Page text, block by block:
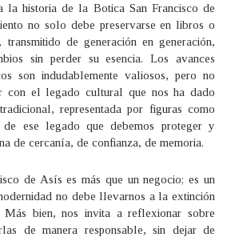
la historia de la Botica San Francisco de
no solo debe preservarse en libros o
de generación en generación,
sin perder su esencia. Los avances
son indudablemente valiosos, pero no
con el legado cultural que nos ha dado
representada por figuras como
ese legado que debemos proteger y
de cercanía, de confianza, de memoria.
de Asís es más que un negocio; es un
no debe llevarnos a la extinción
Más bien, nos invita a reflexionar sobre
de manera responsable, sin dejar de